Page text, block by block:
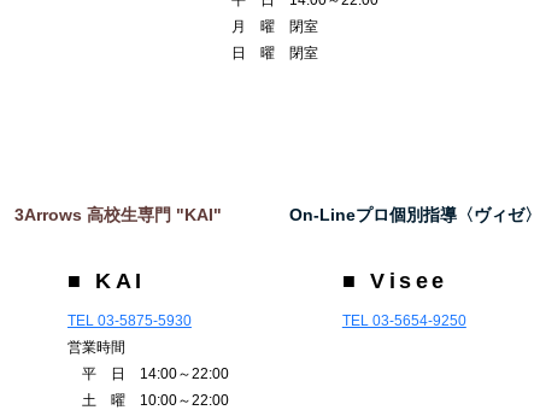
月 曜 閉室
日 曜 閉室
3Arrows 高校生専門 "KAI"
■ KAI
TEL 03-5875-5930
営業時間
平 日 14:00～22:00
土 曜 10:00～22:00
On-Lineプロ個別指導〈ヴィゼ〉
■ Visee
TEL 03-5654-9250